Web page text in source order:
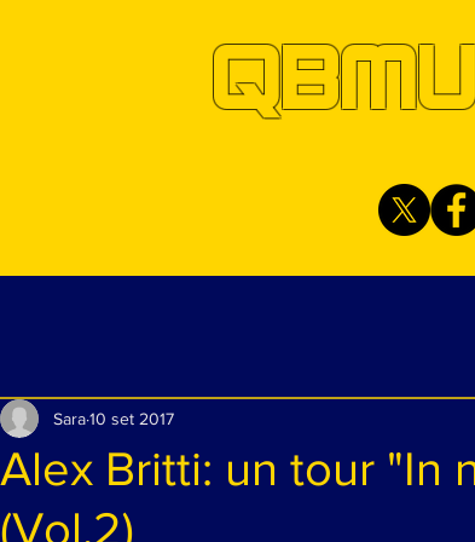
Alex Britti: un tour "In
(Vol.2)
Sara10 set 2017